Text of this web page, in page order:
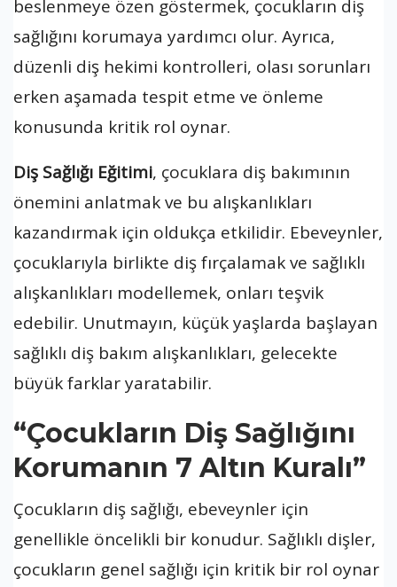
beslenmeye özen göstermek, çocukların diş
sağlığını korumaya yardımcı olur. Ayrıca,
düzenli diş hekimi kontrolleri, olası sorunları
erken aşamada tespit etme ve önleme
konusunda kritik rol oynar.
Diş Sağlığı Eğitimi, çocuklara diş bakımının
önemini anlatmak ve bu alışkanlıkları
kazandırmak için oldukça etkilidir. Ebeveynler,
çocuklarıyla birlikte diş fırçalamak ve sağlıklı
alışkanlıkları modellemek, onları teşvik
edebilir. Unutmayın, küçük yaşlarda başlayan
sağlıklı diş bakım alışkanlıkları, gelecekte
büyük farklar yaratabilir.
“Çocukların Diş Sağlığını
Korumanın 7 Altın Kuralı”
Çocukların diş sağlığı, ebeveynler için
genellikle öncelikli bir konudur. Sağlıklı dişler,
çocukların genel sağlığı için kritik bir rol oynar